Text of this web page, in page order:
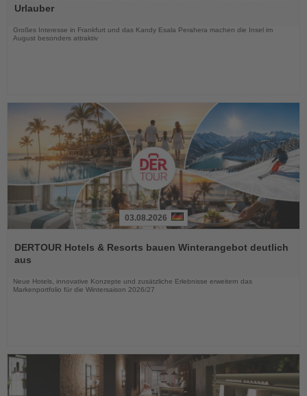
dieUrlauber
Großes Interesse in Frankfurt und das Kandy Esala Perahera machen die Insel im
August besonders attraktiv
Sie
die
03.08.2026
DERTOUR Hotels & Resorts bauen Winterangebot deutlich
aus
Neue Hotels, innovative Konzepte und zusätzliche Erlebnisse erweitern das
Markenportfolio für die Wintersaison 2026/27